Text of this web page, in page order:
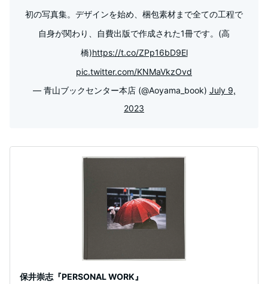
初の写真集。デザインを始め、梱包素材まで全ての工程で
自身が関わり、自費出版で作成された1冊です。(高
橋)https://t.co/ZPp16bD9El
pic.twitter.com/KNMaVkzOvd
— 青山ブックセンター本店 (@Aoyama_book) July 9,
2023
保井崇志『PERSONAL WORK』